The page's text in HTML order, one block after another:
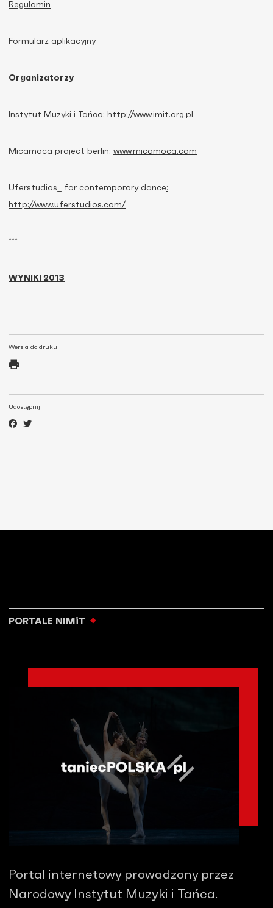
Wersja do druku
Udostępnij
Regulamin
Formularz aplikacyjny
Organizatorzy
Instytut Muzyki i Tańca: http://www.imit.org.pl
Micamoca project berlin: www.micamoca.com
Uferstudios_ for contemporary dance:
http://www.uferstudios.com/
***
WYNIKI 2013
PORTALE NIMiT
Portal internetowy prowadzony przez
Narodowy Instytut Muzyki i Tańca.